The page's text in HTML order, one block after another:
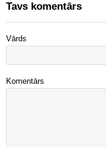
Tavs komentārs
Vārds
Komentārs